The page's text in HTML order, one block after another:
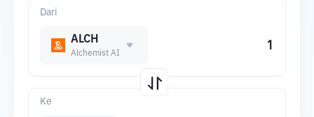
Dari
ALCH
Alchemist AI
Ke